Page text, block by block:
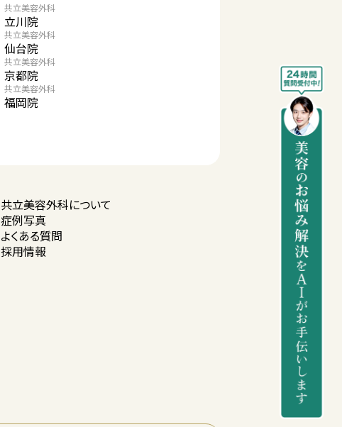
共立美容外科
立川院
共立美容外科
仙台院
共立美容外科
京都院
共立美容外科
福岡院
共立美容外科について
症例写真
よくある質問
採用情報